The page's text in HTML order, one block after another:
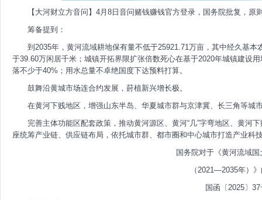
【大河财立方音问】4月8日音问赌钱赚钱官方登录，国务院批复，原
筹备提到：
到2035年，黄河流域耕地保有量不低于25921.71万亩，其中经久基本
于39.60万闲居千米；城镇开拓界限扩张倍数死心在基于2020年城镇建设
落不少于40%；用水总量不卓绝国度下达预料打算。
鼓舞沿黄城市场连合约发展，莳植新兴增长极。
在黄河下贱地区，增强山东半岛、华夏城市群与京津冀、长三角等城
完善主体功能区配套政策，推动黄河源区、黄河“几”字弯地区、黄河
座统筹产业链、供应链布局，依托城市群、都市圈和中心城市打造产业科
国务院对于《黄河流域国
（2021—2035年）
国函〔2025〕37